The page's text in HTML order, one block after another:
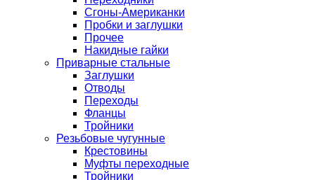
Сгоны-Американки
Пробки и заглушки
Прочее
Накидные гайки
Приварные стальные
Заглушки
Отводы
Переходы
Фланцы
Тройники
Резьбовые чугунные
Крестовины
Муфты переходные
Тройники